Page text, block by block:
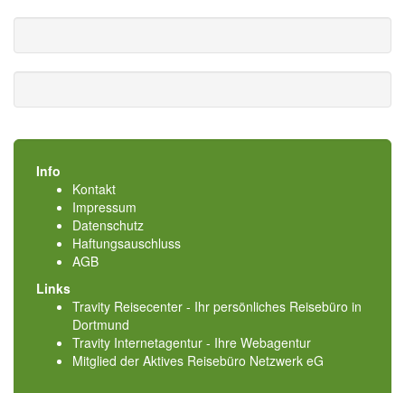
Info
Kontakt
Impressum
Datenschutz
Haftungsauschluss
AGB
Links
Travity Reisecenter - Ihr persönliches Reisebüro in
Dortmund
Travity Internetagentur - Ihre Webagentur
Mitglied der Aktives Reisebüro Netzwerk eG